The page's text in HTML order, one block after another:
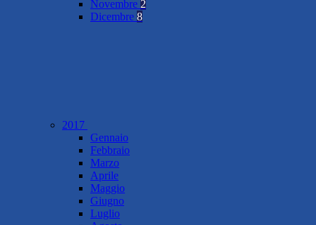
Novembre 2
Dicembre 8
2017
Gennaio
Febbraio
Marzo
Aprile
Maggio
Giugno
Luglio